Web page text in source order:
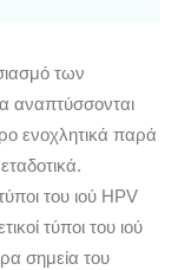
των
αναπτύσσονται
ενοχλητικά παρά
του ιού HPV
τύποι του ιού
σημεία του